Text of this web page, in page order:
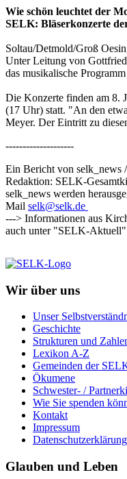
Wie schön leuchtet der
SELK: Bläserkonzerte
Soltau/Detmold/Groß
Unter Leitung von Gottfried
das musikalische
Die Konzerte finden am 8.
(17 Uhr) statt. "An den
Meyer. Der Eintritt zu
--------------------
Ein Bericht von selk_news /
Redaktion: SELK-
selk_news werden
Mail selk@selk.de
---> Informationen aus
auch unter "SELK-
Wir über uns
Unser
Geschichte
Strukturen und
Lexikon A-Z
Gemeinden der
Ökumene
Schwester- /
Wie Sie spenden
Kontakt
Impressum
Datenschutzerklärung
Glauben und Leben